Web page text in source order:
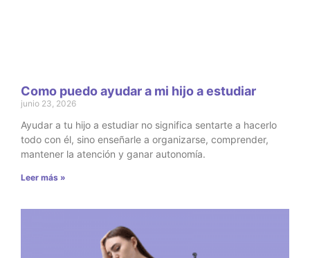
Como puedo ayudar a mi hijo a estudiar
junio 23, 2026
Ayudar a tu hijo a estudiar no significa sentarte a hacerlo
todo con él, sino enseñarle a organizarse, comprender,
mantener la atención y ganar autonomía.
Leer más »